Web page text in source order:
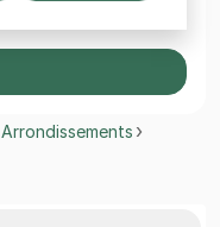
Arrondissements